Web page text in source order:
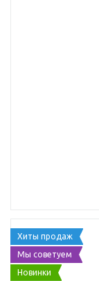
Хиты продаж
Мы советуем
Новинки